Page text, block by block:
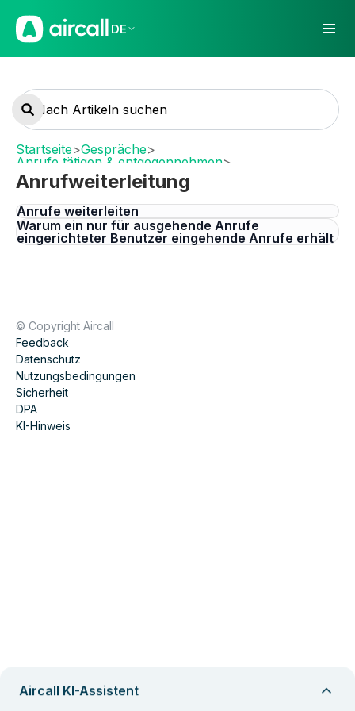
DE
Startseite>Gespräche>
Anrufe tätigen & entgegennehmen>
Anrufweiterleitung
Anrufweiterleitung
Anrufe weiterleiten
Warum ein nur für ausgehende Anrufe
eingerichteter Benutzer eingehende Anrufe erhält
© Copyright Aircall
Feedback
Datenschutz
Nutzungsbedingungen
Sicherheit
DPA
KI-Hinweis
Aircall KI-Assistent